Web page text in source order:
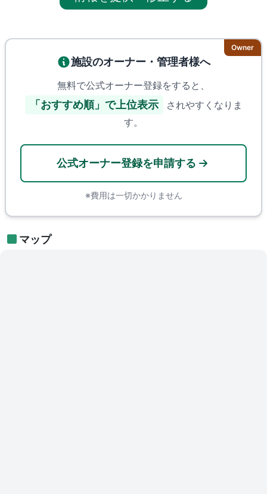
Owner
施設のオーナー・管理者様へ
無料で公式オーナー登録をすると、
「おすすめ順」で上位表示
されやすくなりま
す。
公式オーナー登録を申請する
※費用は一切かかりません
マップ